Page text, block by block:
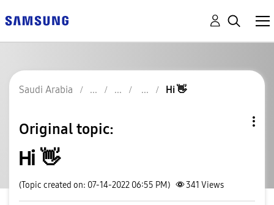
Saudi Arabia Hi 👋
Original topic:
Hi 👋
(Topic created on: 07-14-2022 06:55 PM) 341 Views